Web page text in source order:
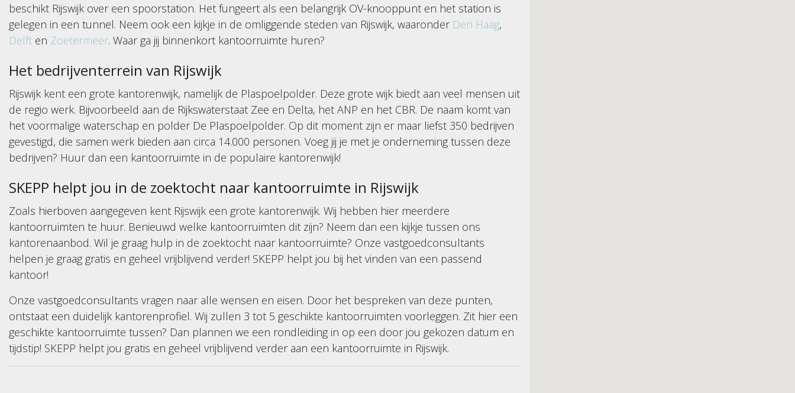
beschikt Rijswijk over een spoorstation. Het fungeert als een belangrijk OV-knooppunt en het station is
gelegen in een tunnel. Neem ook een kijkje in de omliggende steden van Rijswijk, waaronder Den Haag,
Delft en Zoetermeer. Waar ga jij binnenkort kantoorruimte huren?
Het bedrijventerrein van Rijswijk
Rijswijk kent een grote kantorenwijk, namelijk de Plaspoelpolder. Deze grote wijk biedt aan veel mensen uit
de regio werk. Bijvoorbeeld aan de Rijkswaterstaat Zee en Delta, het ANP en het CBR. De naam komt van
het voormalige waterschap en polder De Plaspoelpolder. Op dit moment zijn er maar liefst 350 bedrijven
gevestigd, die samen werk bieden aan circa 14.000 personen. Voeg jij je met je onderneming tussen deze
bedrijven? Huur dan een kantoorruimte in de populaire kantorenwijk!
SKEPP helpt jou in de zoektocht naar kantoorruimte in Rijswijk
Zoals hierboven aangegeven kent Rijswijk een grote kantorenwijk. Wij hebben hier meerdere
kantoorruimten te huur. Benieuwd welke kantoorruimten dit zijn? Neem dan een kijkje tussen ons
kantorenaanbod. Wil je graag hulp in de zoektocht naar kantoorruimte? Onze vastgoedconsultants
helpen je graag gratis en geheel vrijblijvend verder! SKEPP helpt jou bij het vinden van een passend
kantoor!
Onze vastgoedconsultants vragen naar alle wensen en eisen. Door het bespreken van deze punten,
ontstaat een duidelijk kantorenprofiel. Wij zullen 3 tot 5 geschikte kantoorruimten voorleggen. Zit hier een
geschikte kantoorruimte tussen? Dan plannen we een rondleiding in op een door jou gekozen datum en
tijdstip! SKEPP helpt jou gratis en geheel vrijblijvend verder aan een kantoorruimte in Rijswijk.